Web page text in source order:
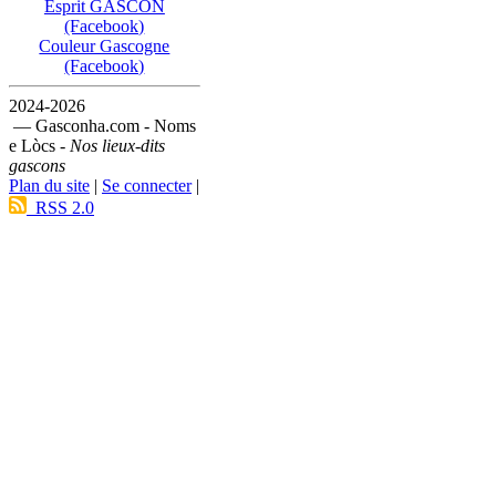
Esprit GASCON
(Facebook)
Couleur Gascogne
(Facebook)
2024-2026
— Gasconha.com - Noms
e Lòcs - Nos lieux-dits
gascons
Plan du site | Se connecter|
RSS 2.0